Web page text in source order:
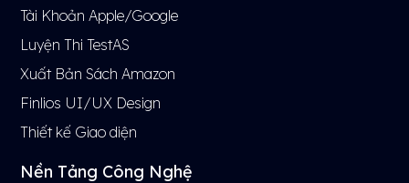
Tài Khoản Apple/Google
Luyện Thi TestAS
Xuất Bản Sách Amazon
Finlios UI/UX Design
Thiết kế Giao diện
Nền Tảng Công Nghệ